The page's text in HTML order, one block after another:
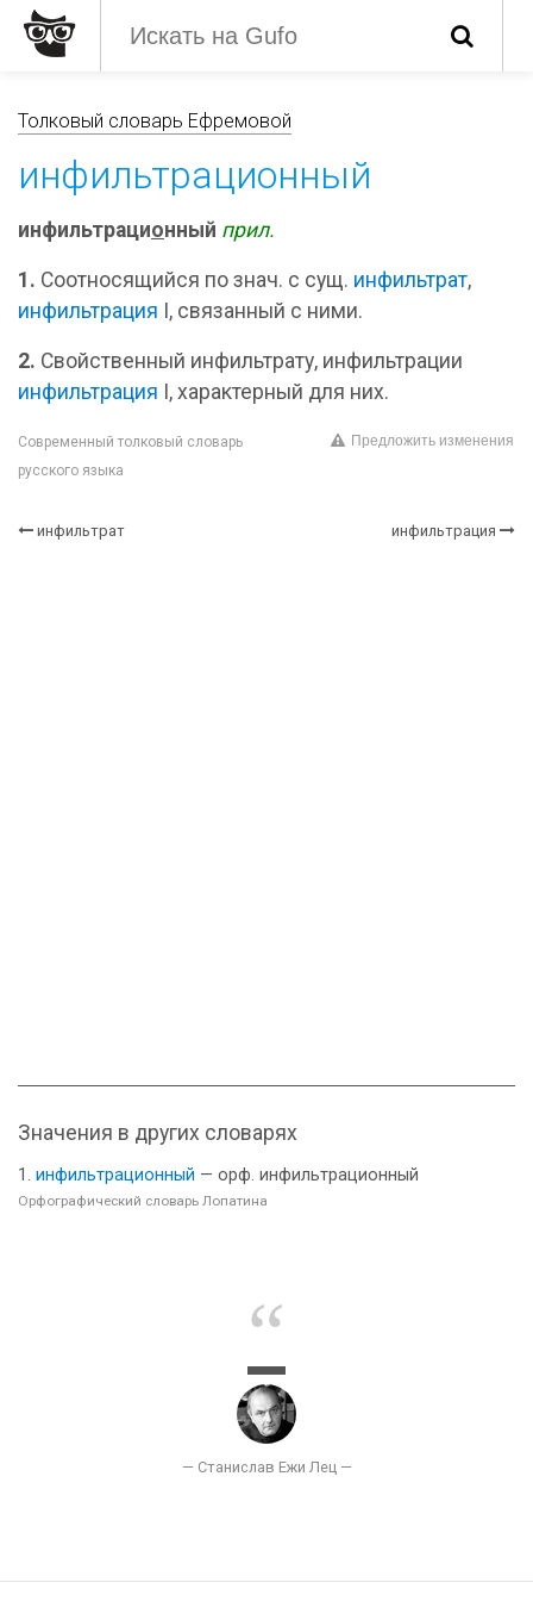
Толковый словарь Ефремовой
инфильтрационный
инфильтрационный прил.
1. Соотносящийся по знач. с сущ. инфильтрат,
инфильтрация I, связанный с ними.
2. Свойственный инфильтрату, инфильтрации
инфильтрация I, характерный для них.
Современный толковый словарь
русского языка
Предложить изменения
инфильтрат инфильтрация
Значения в других словарях
инфильтрационный — орф. инфильтрационный
Орфографический словарь Лопатина